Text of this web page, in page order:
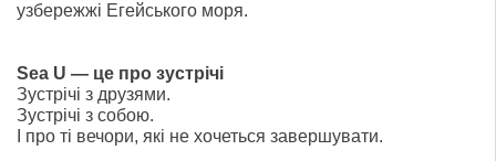
узбережжі Егейського моря.
Sea U — це про зустрічі
Зустрічі з друзями.
Зустрічі з собою.
І про ті вечори, які не хочеться завершувати.